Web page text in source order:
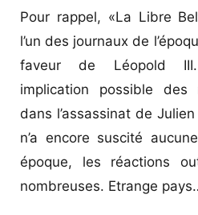
Pour rappel, «La Libre
l’un des journaux de
faveur de Léopold III.
implication possible des
dans l’assassinat de
n’a encore suscité
époque, les réactions
nombreuses. Etrange